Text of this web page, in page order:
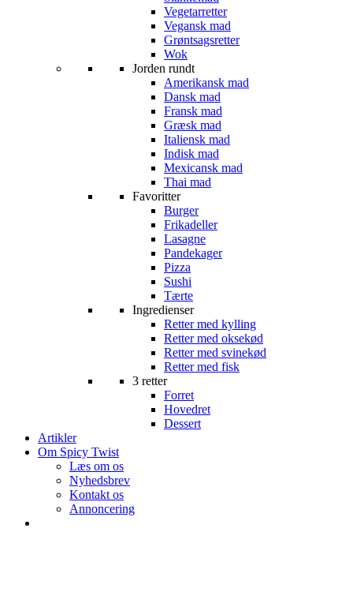
Vegetarretter
Vegansk mad
Grøntsagsretter
Wok
Jorden rundt
Amerikansk mad
Dansk mad
Fransk mad
Græsk mad
Italiensk mad
Indisk mad
Mexicansk mad
Thai mad
Favoritter
Burger
Frikadeller
Lasagne
Pandekager
Pizza
Sushi
Tærte
Ingredienser
Retter med kylling
Retter med oksekød
Retter med svinekød
Retter med fisk
3 retter
Forret
Hovedret
Dessert
Artikler
Om Spicy Twist
Læs om os
Nyhedsbrev
Kontakt os
Annoncering